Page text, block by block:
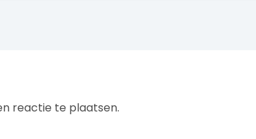
reactie te plaatsen.